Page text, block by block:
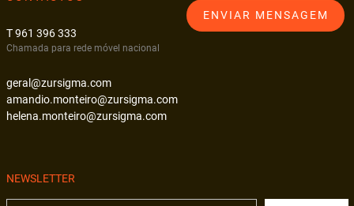
T 961 396 333
Chamada para rede móvel nacional
geral@zursigma.com
amandio.monteiro@zursigma.com
helena.monteiro@zursigma.com
ENVIAR MENSAGEM
NEWSLETTER